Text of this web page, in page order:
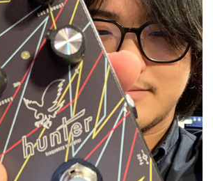
パーカッション
電子ピアノ
その他楽器